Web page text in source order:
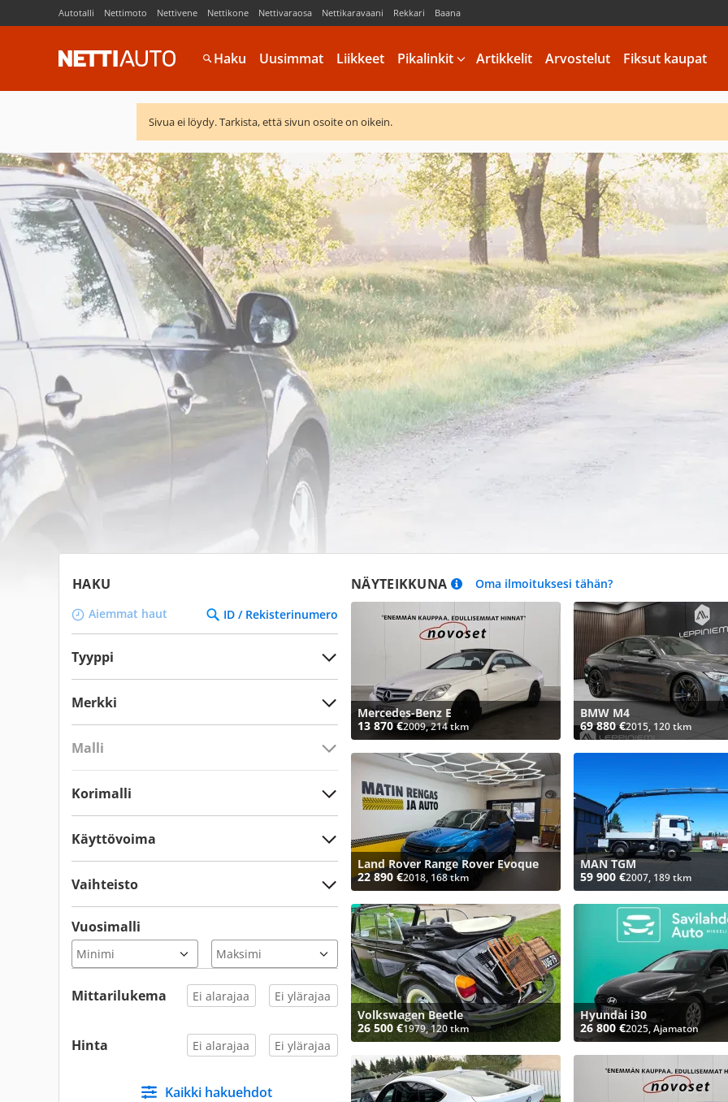
Autotalli Nettimoto Nettivene Nettikone Nettivaraosa Nettikaravaani Rekkari Baana
Haku Uusimmat Liikkeet Pikalinkit Artikkelit Arvostelut Fiksut kaupat
Sivua ei löydy. Tarkista, että sivun osoite on oikein.
HAKU
Aiemmat haut ID / Rekisterinumero
Tyyppi
Merkki
Malli
Korimalli
Käyttövoima
Vaihteisto
Vuosimalli
Mittarilukema
Hinta
Kaikki hakuehdot
NÄYTEIKKUNA Oma ilmoituksesi tähän?
Mercedes-Benz E
13 870 €2009, 214 tkm
BMW M4
69 880 €2015, 120 tkm
Land Rover Range Rover Evoque
22 890 €2018, 168 tkm
MAN TGM
59 900 €2007, 189 tkm
Volkswagen Beetle
26 500 €1979, 120 tkm
Hyundai i30
26 800 €2025, Ajamaton